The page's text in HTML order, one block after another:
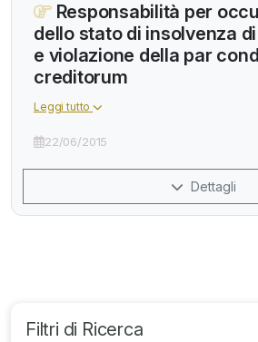
Filtri di Ricerca
Responsabilità per
dello stato di insolvenza
e violazione della par
creditorum
Leggi tutto
22/06/2015
Dettagli